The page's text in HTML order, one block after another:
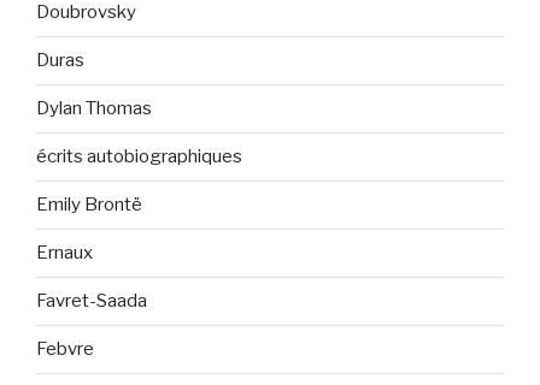
Doubrovsky
Duras
Dylan Thomas
écrits autobiographiques
Emily Brontë
Ernaux
Favret-Saada
Febvre